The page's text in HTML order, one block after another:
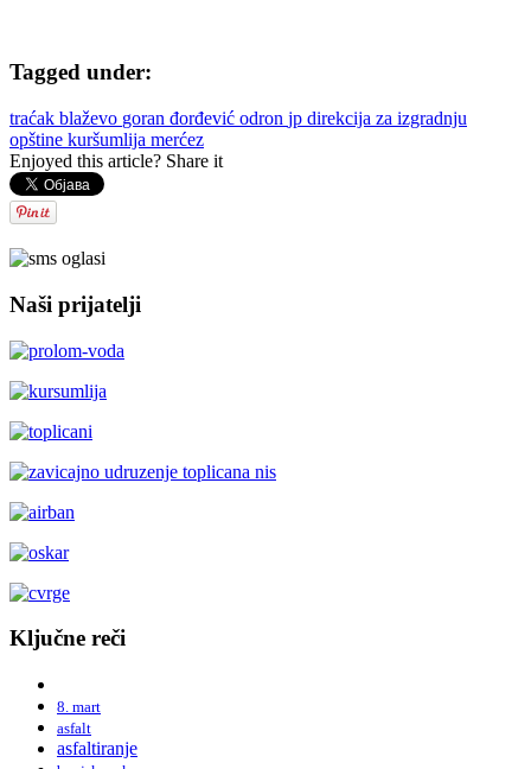
Tagged under:
traćak blaževo goran đorđević odron jp direkcija za izgradnju
opštine kuršumlija merćez
Enjoyed this article? Share it
Naši prijatelji
Ključne reči
8. mart
asfalt
asfaltiranje